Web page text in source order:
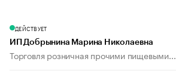
ДЕЙСТВУЕТ
ИП Добрынина Марина Николаевна
Торговля розничная прочими пищевыми...